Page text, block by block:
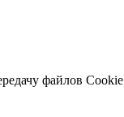
файлов Cookie